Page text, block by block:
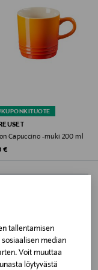
tallentamisen
median
Voit muuttaa
löytyvästä
kestävä
Capuccino -muki 200 ml
Price
€